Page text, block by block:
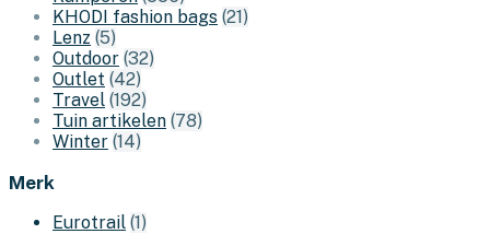
KHODI fashion bags (21)
Lenz (5)
Outdoor (32)
Outlet (42)
Travel (192)
Tuin artikelen (78)
Winter (14)
Merk
Eurotrail (1)